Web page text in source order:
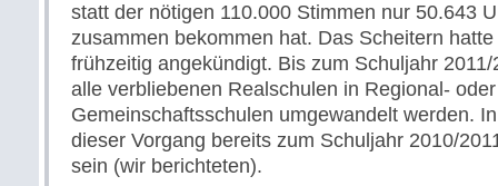
statt der nötigen 110.000 Stimmen nur 50.643
zusammen bekommen hat. Das Scheitern
frühzeitig angekündigt. Bis zum Schuljahr
alle verbliebenen Realschulen in Regional- oder
Gemeinschaftsschulen umgewandelt werden.
dieser Vorgang bereits zum Schuljahr 2010/
sein (wir berichteten).